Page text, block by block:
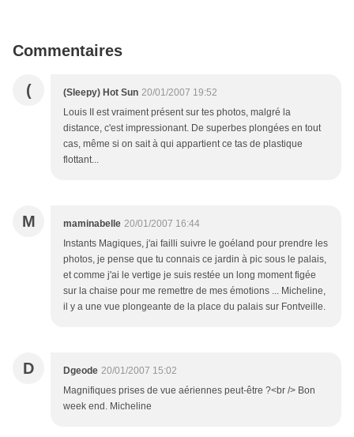
Commentaires
( (Sleepy) Hot Sun 20/01/2007 19:52
Louis II est vraiment présent sur tes photos, malgré la
distance, c'est impressionant. De superbes plongées en tout
cas, même si on sait à qui appartient ce tas de plastique
flottant...
M maminabelle 20/01/2007 16:44
Instants Magiques, j'ai failli suivre le goéland pour prendre les
photos, je pense que tu connais ce jardin à pic sous le palais,
et comme j'ai le vertige je suis restée un long moment figée
sur la chaise pour me remettre de mes émotions ... Micheline,
il y a une vue plongeante de la place du palais sur Fontveille.
D Dgeode 20/01/2007 15:02
Magnifiques prises de vue aériennes peut-être ?<br /> Bon
week end. Micheline